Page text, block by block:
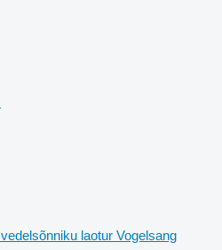
vedelsõnniku laotur Vogelsang